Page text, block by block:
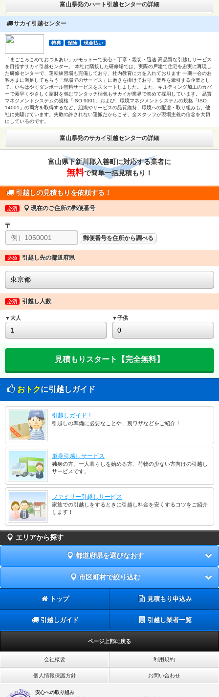
富山県発のハート引越センターの詳細
サカイ引越センター
特典 保険 現金払い
「まごころこめておつきあい」がモットーで安心・丁寧・親切・迅速 高品質な引越しサービス
を目指すサカイ引越センター。 本社に隣接した研修場では、実際の戸建て住宅を忠実に再現し
た研修センターで、運転練習場も完備しており、社内教育に力を入れております 一期一会のお
客さまに満足してもらう「現場でのサービス」に磨きを掛けており、業界を牽引する企業とし
て、いちはやくダンボール無料サービスをスタートしました。 また、キルティング加工のカバ
ーで素早くやさしく家財を包むワンタッチ梱包もサカイが業界で初めて採用しています。 品質
マネジメントシステムの規格「ISO 9001」および、環境マネジメントシステムの規格「ISO
14001」の両方を取得するなど、組織やサービスの品質維持、環境への配慮・取り組みも、他
社に先駆けています。失敗の許されない運搬だからこそ、全スタッフが現場主義の信念を大切
にしているのです。
富山県発のサカイ引越センターの詳細
富山県下新川郡入善町に対応する業者に
無料で簡単一括見積もり！
引越しの見積もりを依頼する！
必須 現在のご住所の郵便番号
〒
郵便番号を住所から調べる
必須 引越し先の都道府県
必須 引越し人数
▼大人 ▼子供
おトクに引越しガイド
引越しガイド！
引越しの準備に必要なことや、裏ワザなどをご紹介！
単身引越しサービス
独身の方、一人暮らしを始める方、荷物の少ない方向けの引越し
サービスです。
ファミリー引越しサービス
家族での引越しをするときに引越し料金を安くするコツをご紹介
します！
エリアから探す
都道府県を選びなおす
市区町村で絞り込む
トップ 見積もり申込み
引越しガイド 引越し業者一覧
ページ上部に戻る
会社概要 利用規約
個人情報保護方針 お問い合わせ
安心への取り組み